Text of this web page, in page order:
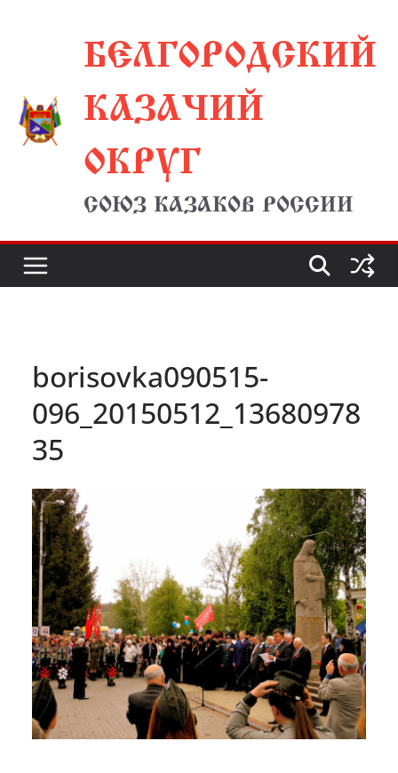
содержимомуБЕЛГОРОДСКИЙ
КАЗАЧИЙ
ОКРУГ
СОЮЗ КАЗАКОВ РОССИИ
borisovka090515-
096_20150512_13680978
35